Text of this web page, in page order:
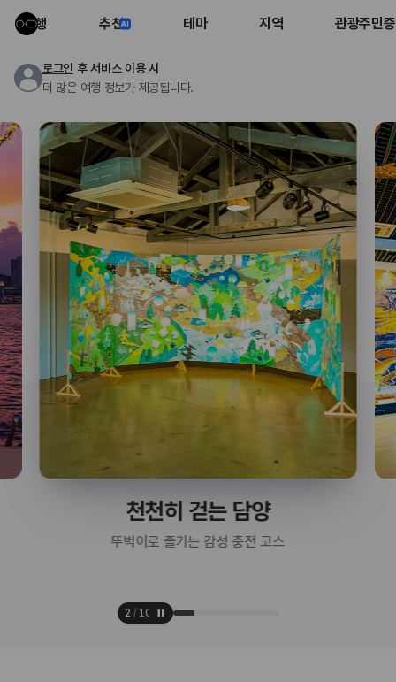
여행 추천 테마 지역 관광주민증
로그인 후 서비스 이용 시
더 많은 여행 정보가 제공됩니다.
천천히 걷는 담양
뚜벅이로 즐기는 감성 충전 코스
2 / 10